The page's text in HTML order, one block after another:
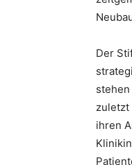
Der
zuletzt
ihren